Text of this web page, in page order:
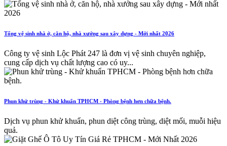
Tổng vệ sinh nhà ở, căn hộ, nhà xưởng sau xây dựng - Mới nhất 2026
Công ty vệ sinh Lộc Phát 247 là đơn vị vệ sinh chuyên nghiệp,
cung cấp dịch vụ chất lượng cao có uy...
Phun khử trùng - Khử khuẩn TPHCM - Phòng bệnh hơn chữa bệnh.
Dịch vụ phun khử khuẩn, phun diệt công trùng, diệt mối, muỗi hiệu
quả.